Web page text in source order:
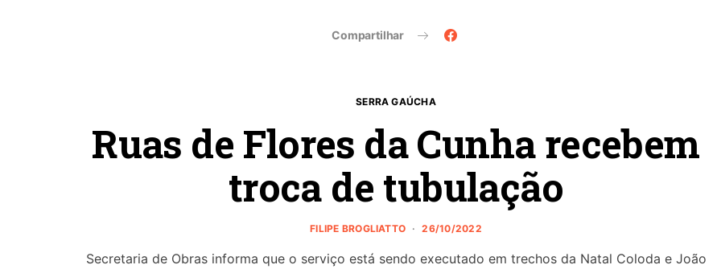
Compartilhar
SERRA GAÚCHA
Ruas de Flores da Cunha recebem
troca de tubulação
FILIPE BROGLIATTO 26/10/2022
Secretaria de Obras informa que o serviço está sendo executado em trechos da Natal Coloda e João